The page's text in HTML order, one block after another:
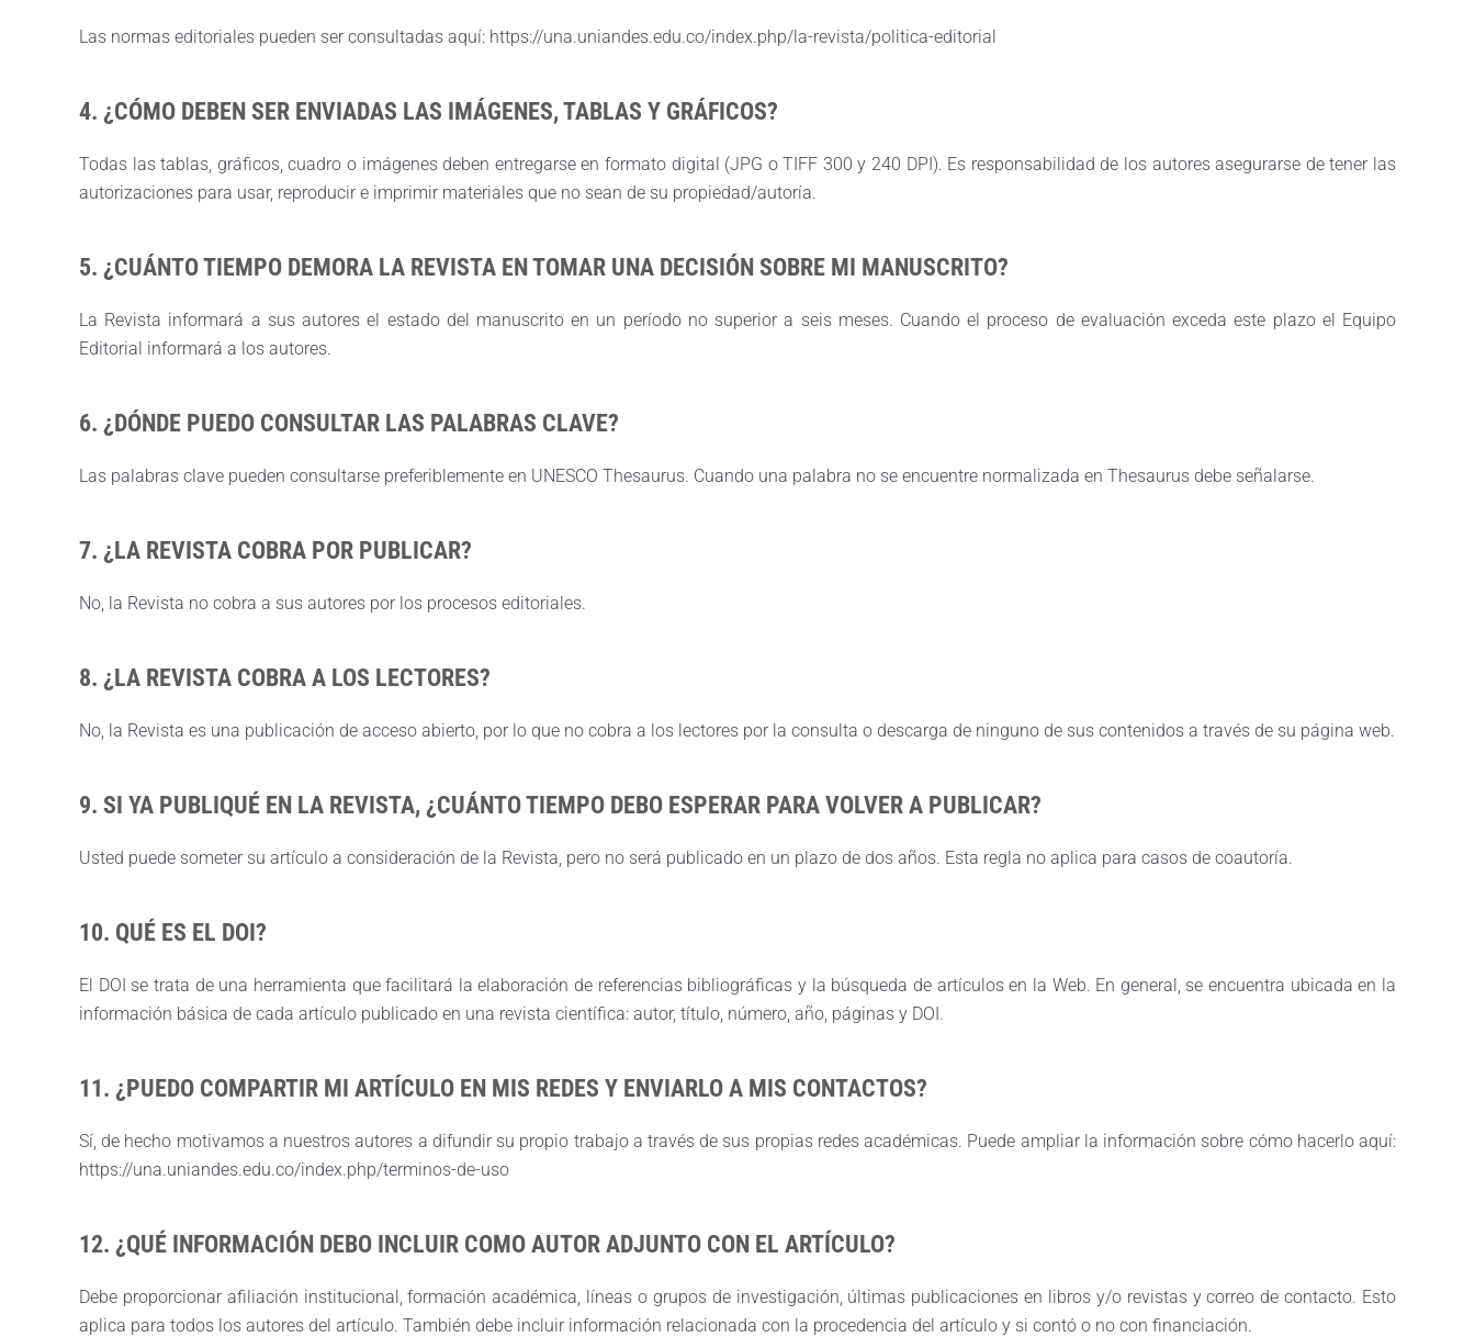
Las normas editoriales pueden ser consultadas aquí: https://una.uniandes.edu.co/index.php/la-revista/politica-editorial
4. ¿CÓMO DEBEN SER ENVIADAS LAS IMÁGENES, TABLAS Y GRÁFICOS?
Todas las tablas, gráficos, cuadro o imágenes deben entregarse en formato digital (JPG o TIFF 300 y 240 DPI). Es responsabilidad de los autores asegurarse de tener las
autorizaciones para usar, reproducir e imprimir materiales que no sean de su propiedad/autoría.
5. ¿CUÁNTO TIEMPO DEMORA LA REVISTA EN TOMAR UNA DECISIÓN SOBRE MI MANUSCRITO?
La Revista informará a sus autores el estado del manuscrito en un período no superior a seis meses. Cuando el proceso de evaluación exceda este plazo el Equipo
Editorial informará a los autores.
6. ¿DÓNDE PUEDO CONSULTAR LAS PALABRAS CLAVE?
Las palabras clave pueden consultarse preferiblemente en UNESCO Thesaurus. Cuando una palabra no se encuentre normalizada en Thesaurus debe señalarse.
7. ¿LA REVISTA COBRA POR PUBLICAR?
No, la Revista no cobra a sus autores por los procesos editoriales.
8. ¿LA REVISTA COBRA A LOS LECTORES?
No, la Revista es una publicación de acceso abierto, por lo que no cobra a los lectores por la consulta o descarga de ninguno de sus contenidos a través de su página web.
9. SI YA PUBLIQUÉ EN LA REVISTA, ¿CUÁNTO TIEMPO DEBO ESPERAR PARA VOLVER A PUBLICAR?
Usted puede someter su artículo a consideración de la Revista, pero no será publicado en un plazo de dos años. Esta regla no aplica para casos de coautoría.
10. QUÉ ES EL DOI?
El DOI se trata de una herramienta que facilitará la elaboración de referencias bibliográficas y la búsqueda de artículos en la Web. En general, se encuentra ubicada en la
información básica de cada artículo publicado en una revista científica: autor, título, número, año, páginas y DOI.
11. ¿PUEDO COMPARTIR MI ARTÍCULO EN MIS REDES Y ENVIARLO A MIS CONTACTOS?
Sí, de hecho motivamos a nuestros autores a difundir su propio trabajo a través de sus propias redes académicas. Puede ampliar la información sobre cómo hacerlo aquí:
https://una.uniandes.edu.co/index.php/terminos-de-uso
12. ¿QUÉ INFORMACIÓN DEBO INCLUIR COMO AUTOR ADJUNTO CON EL ARTÍCULO?
Debe proporcionar afiliación institucional, formación académica, líneas o grupos de investigación, últimas publicaciones en libros y/o revistas y correo de contacto. Esto
aplica para todos los autores del artículo. También debe incluir información relacionada con la procedencia del artículo y si contó o no con financiación.